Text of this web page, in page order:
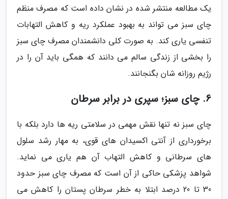
یک مطالعه منتشر شده در نشان داده است که مصرف منظم
چای سبز می تواند به بهبود عملکرد ریه و کاهش التهابات
تنفسی یاری کند. به صورت کلی دانشمندان مصرف چای سبز
را بخشی از زندگی سالم می دانند که همگی باید آن را در
رژیم روزانه شان بگنجانند.
6. چای سبز؛ سپری در برابر سرطان
چای سبز نه تنها نقش مهمی در سلامتی ریه ها دارد بلکه با
برخورداری از آنتی اکسیدان های قوی، به مهار رشد سلول
های سرطانی و کاهش التهاب آن هم یاری می نماید.
شواهد پزشکی حاکی از آن است که مصرف چای سبز حدود
30 تا 20 درصد ابتلا به خطر سرطان پستان را کاهش می